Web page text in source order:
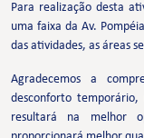
Para realização desta
uma faixa da Av.
das atividades, as áreas
Agradecemos a
desconforto
resultará na melhor